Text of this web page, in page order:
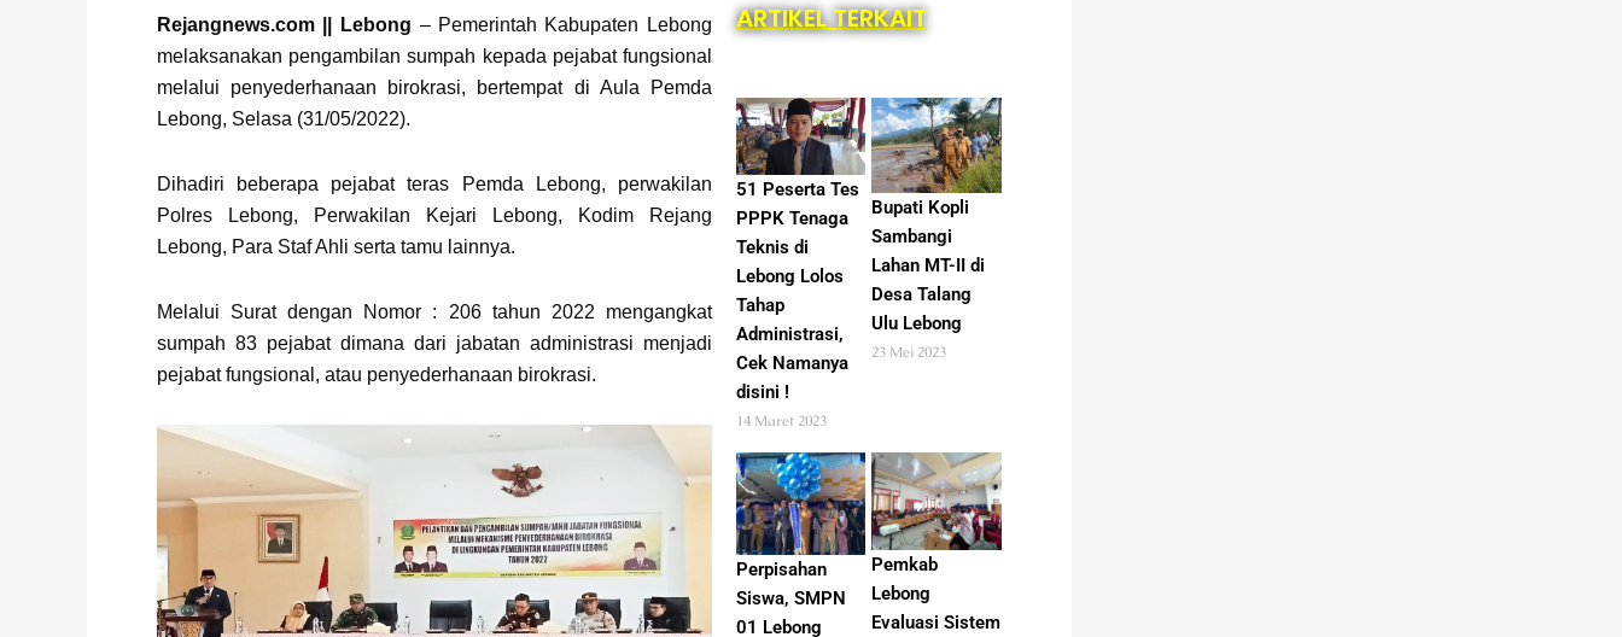
Rejangnews.com || Lebong – Pemerintah Kabupaten Lebong
melaksanakan pengambilan sumpah kepada pejabat fungsional
melalui penyederhanaan birokrasi, bertempat di Aula Pemda
Lebong, Selasa (31/05/2022).
Dihadiri beberapa pejabat teras Pemda Lebong, perwakilan
Polres Lebong, Perwakilan Kejari Lebong, Kodim Rejang
Lebong, Para Staf Ahli serta tamu lainnya.
Melalui Surat dengan Nomor : 206 tahun 2022 mengangkat
sumpah 83 pejabat dimana dari jabatan administrasi menjadi
pejabat fungsional, atau penyederhanaan birokrasi.
ARTIKEL TERKAIT
51 Peserta Tes
PPPK Tenaga
Teknis di
Lebong Lolos
Tahap
Administrasi,
Cek Namanya
disini !
14 Maret 2023
Bupati Kopli
Sambangi
Lahan MT-II di
Desa Talang
Ulu Lebong
23 Mei 2023
Perpisahan
Siswa, SMPN
01 Lebong
Pemkab
Lebong
Evaluasi Sistem